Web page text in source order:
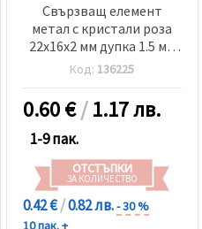
Свързващ елемент
метал с кристали роза
22x16x2 мм дупка 1.5 мм
червен-2 броя
Код: 136225
0.60€/1.17 лв.
1-9 пак.
ОТСТЪПКИ
ЗА КОЛИЧЕСТВО
0.42 €/0.82 лв.- 30 %
10 пак. +